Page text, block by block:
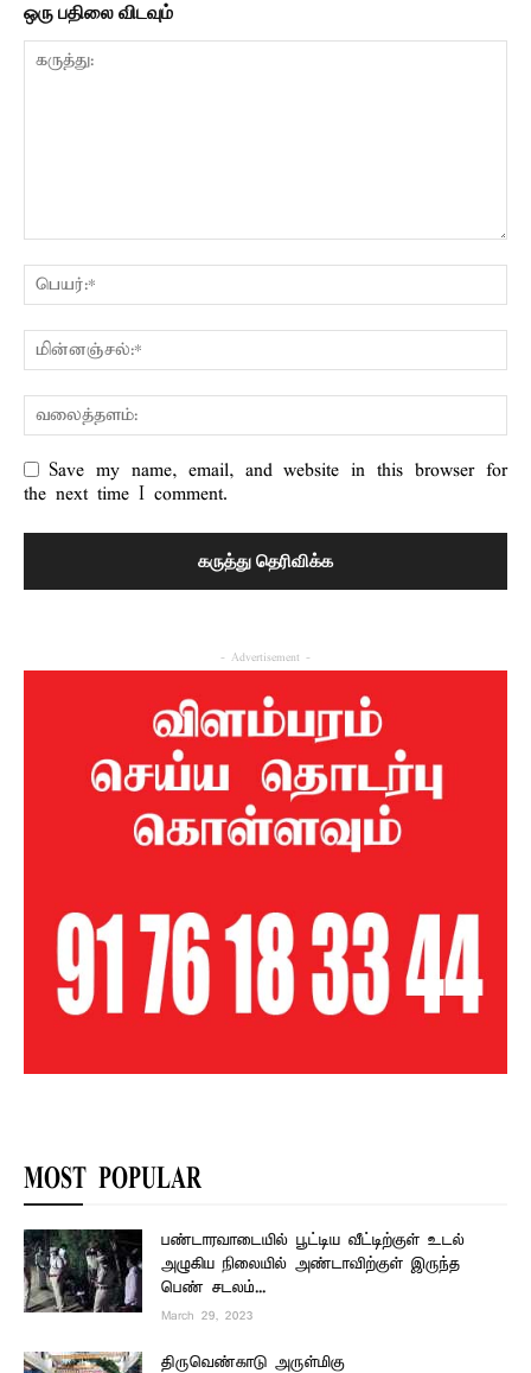
ஒரு பதிலை விடவும்
Save my name, email, and website in this browser for
the next time I comment.
- Advertisement -
MOST POPULAR
பண்டாரவாடையில் பூட்டிய வீட்டிற்குள் உடல்
அழுகிய நிலையில் அண்டாவிற்குள் இருந்த
பெண் சடலம்...
March 29, 2023
திருவெண்காடு அருள்மிகு